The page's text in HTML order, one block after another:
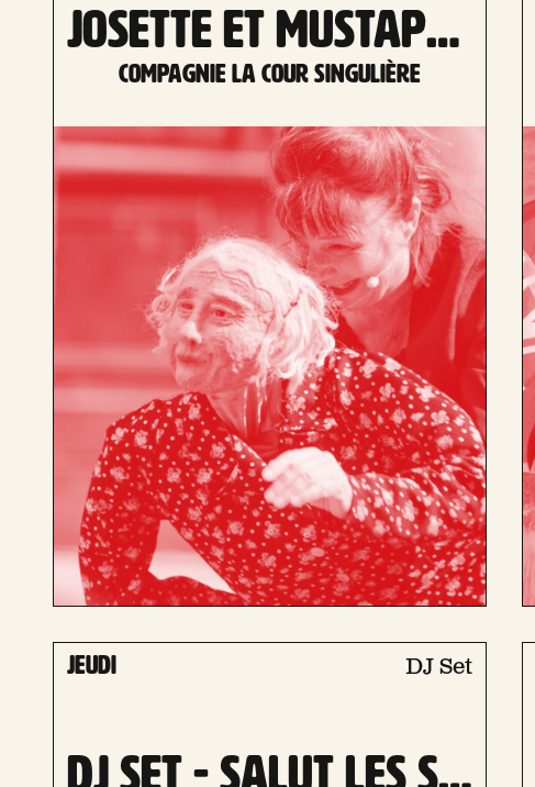
JOSETTE ET MUSTAPHA
Compagnie La Cour Singulière
jeudi DJ Set
DJ set - Salut les scopains